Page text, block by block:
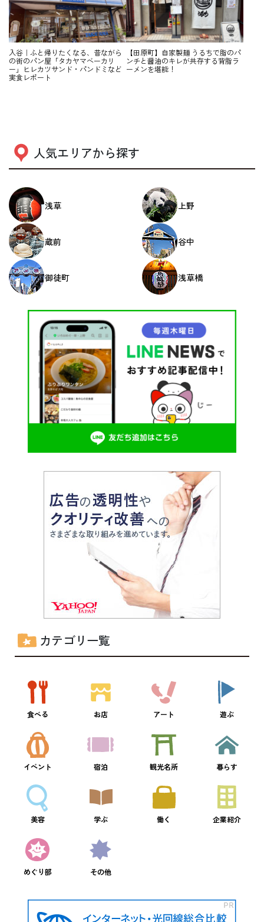
入谷｜ふと帰りたくなる、昔ながら
の街のパン屋「タカヤマベーカリ
ー」ヒレカツサンド・パンドミなど
実食レポート
【田原町】自家製麺 うるちで脂のパ
ンチと醤油のキレが共存する背脂ラ
ーメンを堪能！
人気エリアから探す
浅草 上野
蔵前 谷中
御徒町 浅草橋
カテゴリ一覧
食べる お店 アート 遊ぶ
イベント 宿泊 観光名所 暮らす
美容 学ぶ 働く 企業紹介
めぐり部 その他